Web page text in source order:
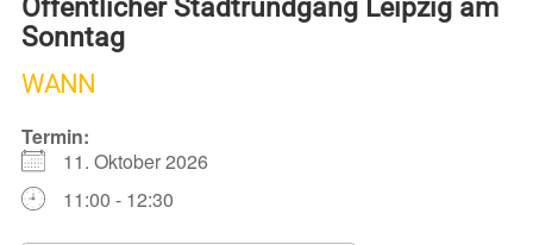
Öffentlicher Stadtrundgang Leipzig am
Sonntag
WANN
Termin:
11. Oktober 2026
11:00 - 12:30